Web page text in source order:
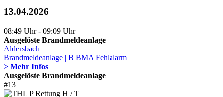
13.04.2026
08:49 Uhr - 09:09 Uhr
Ausgelöste Brandmeldeanlage
Aldersbach
Brandmeldeanlage | B BMA Fehlalarm
> Mehr Infos
Ausgelöste Brandmeldeanlage
#13